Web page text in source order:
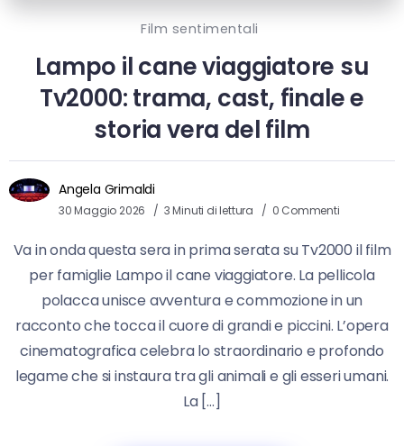
Film sentimentali
Lampo il cane viaggiatore su
Tv2000: trama, cast, finale e
storia vera del film
Angela Grimaldi
30 Maggio 2026 3 Minuti di lettura 0 Commenti
Va in onda questa sera in prima serata su Tv2000 il film
per famiglie Lampo il cane viaggiatore. La pellicola
polacca unisce avventura e commozione in un
racconto che tocca il cuore di grandi e piccini. L’opera
cinematografica celebra lo straordinario e profondo
legame che si instaura tra gli animali e gli esseri umani.
La […]